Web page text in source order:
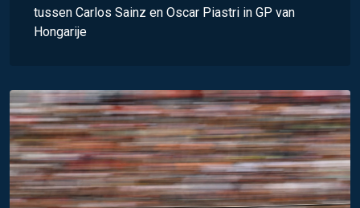
tussen Carlos Sainz en Oscar Piastri in GP van
Hongarije